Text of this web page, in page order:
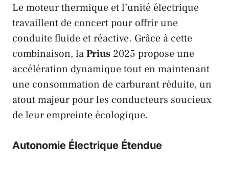
Le moteur thermique et l’unité électrique
travaillent de concert pour offrir une
conduite fluide et réactive. Grâce à cette
combinaison, laPrius 2025 propose une
accélération dynamique tout en maintenant
une consommation de carburant réduite, un
atout majeur pour les conducteurs soucieux
de leur empreinte écologique.
Autonomie Électrique Étendue